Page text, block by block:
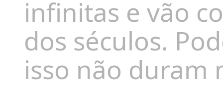
infinitas e vão
dos séculos.
isso não duram